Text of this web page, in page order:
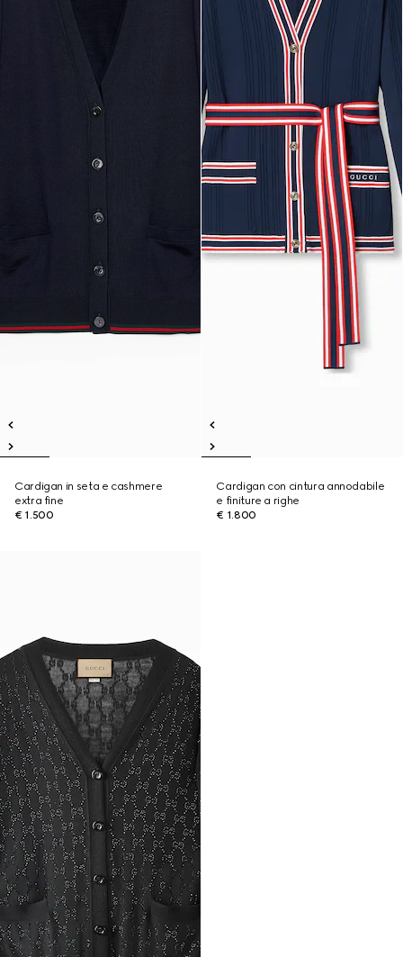
Cardigan in seta e cashmere
extra fine
€ 1.500
Cardigan con cintura annodabile
e finiture a righe
€ 1.800